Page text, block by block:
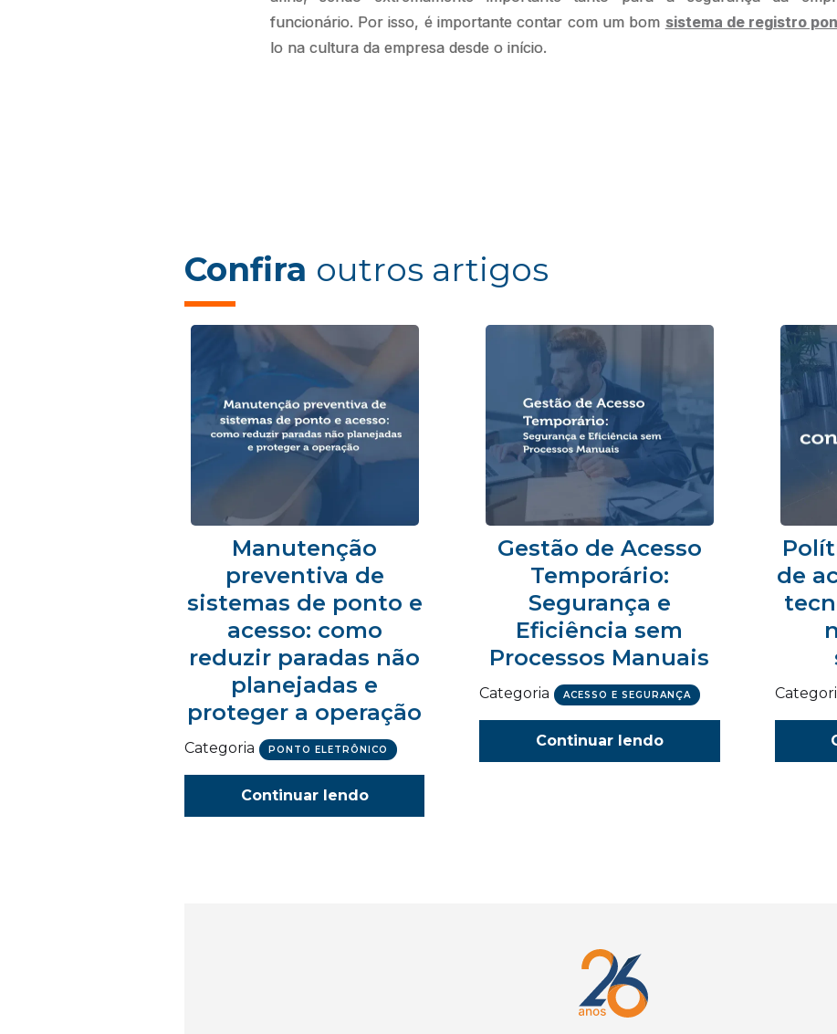
funcionário. Por isso, é importante contar com um bom sistema de registro
lo na cultura da empresa desde o início.
Confira outros artigos
Manutenção
preventiva de
sistemas de ponto e
acesso: como
reduzir paradas não
planejadas e
proteger a operação
Categoria PONTO ELETRÔNICO
Continuar lendo
Gestão de Acesso
Temporário:
Segurança e
Eficiência sem
Processos Manuais
Categoria ACESSO E SEGURANÇA
Continuar lendo
de